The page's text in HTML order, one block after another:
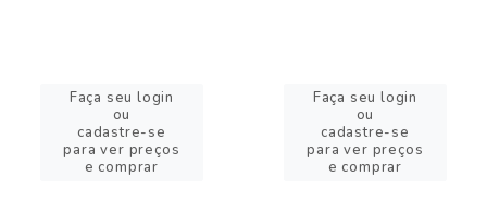
Faça seu login
ou
cadastre-se
para ver preços
e comprar
Faça seu login
ou
cadastre-se
para ver preços
e comprar